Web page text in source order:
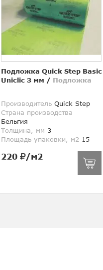
Подложка Quick Step Basic
Uniclic 3 мм / Подложка
Производитель Quick Step
Страна производства
Бельгия
Толщина, мм 3
Площадь упаковки, м2 15
220 /м2